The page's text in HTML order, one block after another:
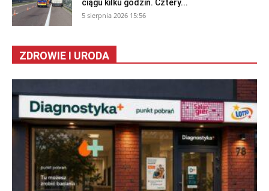
ciągu kilku godzin. Cztery...
5 sierpnia 2026 15:56
ZDROWIE I URODA